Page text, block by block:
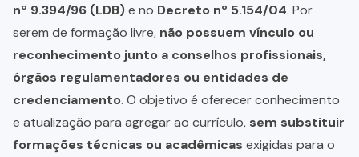
nº 9.394/96 (LDB)e no Decreto nº 5.154/04. Por
serem de formação livre, não possuem vínculo ou
reconhecimento junto a conselhos profissionais,
órgãos regulamentadores ou entidades de
credenciamento. O objetivo é oferecer conhecimento
e atualização para agregar ao currículo, sem substituir
formações técnicas ou acadêmicas exigidas para o